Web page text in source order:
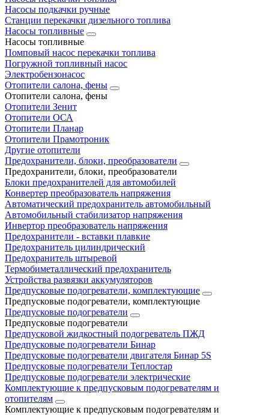
Насосы подкачки ручные
Станции перекачки дизельного топлива
Насосы топливные
Насосы топливные
Помповый насос перекачки топлива
Погружной топливный насос
Электробензонасос
Отопители салона, фены
Отопители салона, фены
Отопители Зенит
Отопители ОСА
Отопители Планар
Отопители Прамотроник
Другие отопители
Предохранители, блоки, преобразователи
Предохранители, блоки, преобразователи
Блоки предохранителей для автомобилей
Конвертер преобразователь напряжения
Автоматический предохранитель автомобильный
Автомобильный стабилизатор напряжения
Инвертор преобразователь напряжения
Предохранители - вставки плавкие
Предохранитель цилиндрический
Предохранитель штыревой
Термобиметаллический предохранитель
Устройства развязки аккумуляторов
Предпусковые подогреватели, комплектующие
Предпусковые подогреватели, комплектующие
Предпусковые подогреватели
Предпусковые подогреватели
Предпусковой жидкостный подогреватель ПЖД
Предпусковые подогреватели Бинар
Предпусковые подогреватели двигателя Бинар 5S
Предпусковые подогреватели Теплостар
Предпусковые подогреватели электрические
Комплектующие к предпусковым подогревателям и
отопителям
Комплектующие к предпусковым подогревателям и